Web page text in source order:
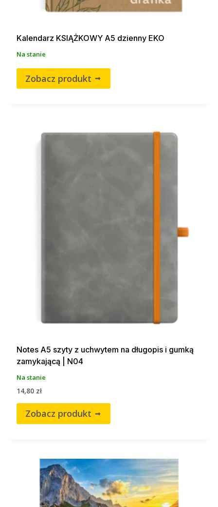
Kalendarz KSIĄŻKOWY A5 dzienny EKO
Na stanie
Zobacz produkt
Notes A5 szyty z uchwytem na długopis i gumką
zamykającą | N04
Na stanie
14,80 zł
Zobacz produkt